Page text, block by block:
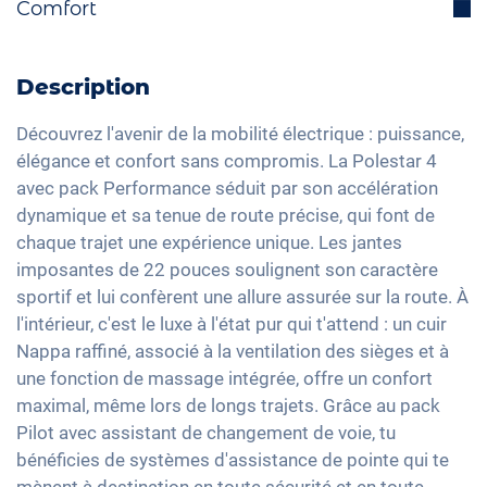
Chargement du câble mode 3 type 2
Feux arrière à LED
Rétroviseurs extérieurs jour/nuit automatique
Rétroviseurs extérieurs à réglage électrique
22" jantes en aluminium
Phares à LED Matrix
Assistant anti franchissement de ligne
Feux directionnels
Head-Up display
Assistant feux de route
Détection de fatigue
Système d'alarme
Contrôle de pression des pneus
Assistant de freinage d'urgence
Détection des piétons
Assistant de changement de voie
Dispositif mains-libres
Système audio haute définition
Apple Car Play
Ecran tactile
Recharge téléphone sans fil
Full Digital Cockpit
Interface USB-C
Comfort
Aide active au stationnement
Ajustement électrique du siège
Climatisation 3 zones
Keyless Entry & Go
Sièges chauffants avant/arrière
Sièges en cuir
Réglage du siège à mémoire
Vitres surteintées
Lumière d'ambiance
Volant chauffant
Climatisation stationnaire
Description
Découvrez l'avenir de la mobilité électrique : puissance,
élégance et confort sans compromis. La Polestar 4
avec pack Performance séduit par son accélération
dynamique et sa tenue de route précise, qui font de
chaque trajet une expérience unique. Les jantes
imposantes de 22 pouces soulignent son caractère
sportif et lui confèrent une allure assurée sur la route. À
l'intérieur, c'est le luxe à l'état pur qui t'attend : un cuir
Nappa raffiné, associé à la ventilation des sièges et à
une fonction de massage intégrée, offre un confort
maximal, même lors de longs trajets. Grâce au pack
Pilot avec assistant de changement de voie, tu
bénéficies de systèmes d'assistance de pointe qui te